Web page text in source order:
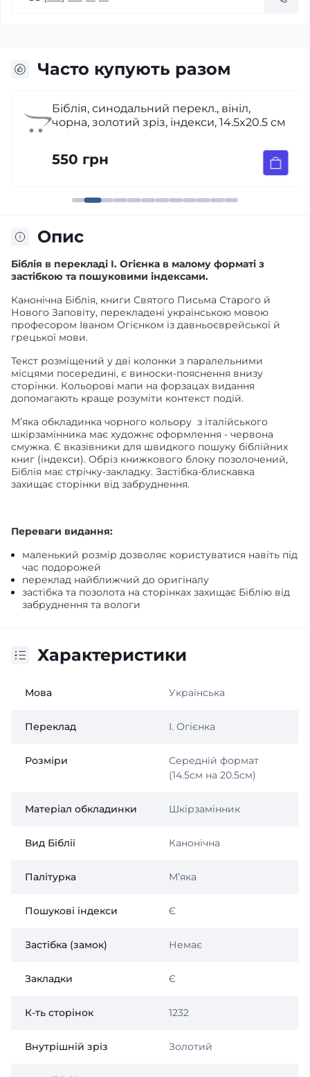
Часто купують разом
Біблія, синодальний перекл., вініл,
чорна, золотий зріз, індекси, 14.5x20.5 см
550 грн
Опис
Біблія в перекладі І. Огієнка в малому форматі з
застібкою та пошуковими індексами.
Канонічна Біблія, книги Святого Письма Старого й
Нового Заповіту, перекладені українською мовою
професором Іваном Огієнком із давньоєврейської й
грецької мови.
Текст розміщений у дві колонки з паралельними
місцями посередині, є виноски-пояснення внизу
сторінки. Кольорові мапи на форзацах видання
допомагають краще розуміти контекст подій.
М’яка обкладинка чорного кольору з італійського
шкірзамінника має художнє оформлення - червона
смужка. Є вказівники для швидкого пошуку біблійних
книг (індекси). Обріз книжкового блоку позолочений,
Біблія має стрічку-закладку. Застібка-блискавка
захищає сторінки від забруднення.
Переваги видання:
маленький розмір дозволяє користуватися навіть під
час подорожей
переклад найближчий до оригіналу
застібка та позолота на сторінках захищає Біблію від
забруднення та вологи
Характеристики
Мова Українська
Переклад І. Огієнка
Розміри
Середній формат
(14.5см на 20.5см)
Матеріал обкладинки Шкірзамінник
Вид Біблії Канонічна
Палітурка Мʼяка
Пошукові індекси Є
Застібка (замок) Немає
Закладки Є
К-ть сторінок 1232
Внутрішній зріз Золотий